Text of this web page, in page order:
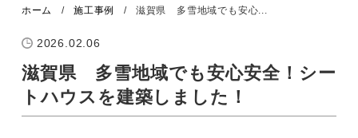
ホーム 施工事例 滋賀県 多雪地域でも安心...
2026.02.06
滋賀県 多雪地域でも安心安全！シー
トハウスを建築しました！